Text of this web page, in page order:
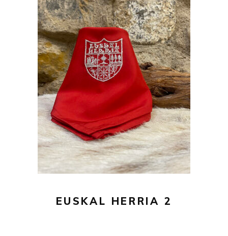
20,00 €
AÑADIR AL CARRITO
EUSKAL HERRIA 2